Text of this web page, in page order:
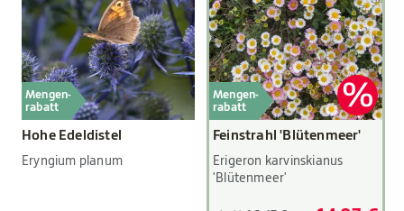
Mengen-
rabatt
Hohe Edeldistel
Eryngium planum
Mengen-
rabatt
Feinstrahl 'Blütenmeer'
Erigeron karvinskianus
'Blütenmeer'